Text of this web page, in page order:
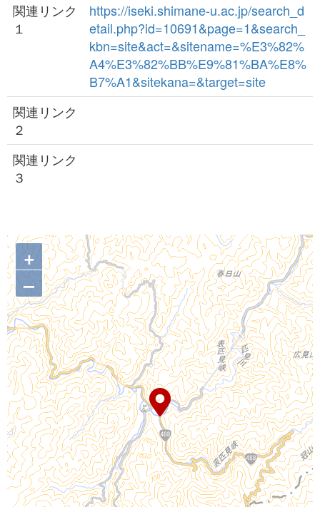
関連リンク
１
https://iseki.shimane-u.ac.jp/search_d
etail.php?id=10691&page=1&search_
kbn=site&act=&sitename=%E3%82%
A4%E3%82%BB%E9%81%BA%E8%
B7%A1&sitekana=&target=site
関連リンク
２
関連リンク
３
+
–